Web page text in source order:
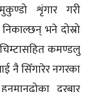
शृंगार गरी
भने दोस्रो
कमण्डलु
नै सिँगारेर नगरका